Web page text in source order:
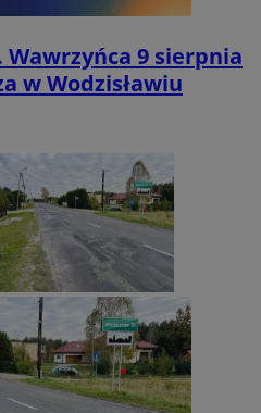
Wawrzyńca 9 sierpnia
w Wodzisławiu